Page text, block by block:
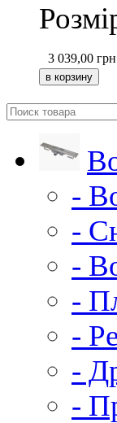
3 039,00
-
-
-
-
-
-
-